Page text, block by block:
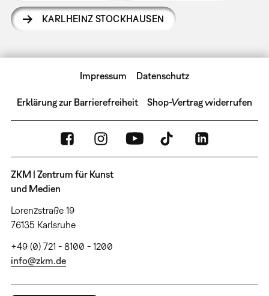
KARLHEINZ STOCKHAUSEN
Impressum Datenschutz
Erklärung zur Barrierefreiheit Shop-Vertrag widerrufen
ZKM | Zentrum für Kunst
und Medien
Lorenzstraße 19
76135 Karlsruhe
+49 (0) 721 - 8100 - 1200
info@zkm.de